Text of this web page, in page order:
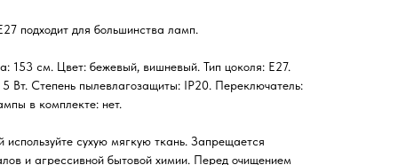
подходит для большинства ламп.
153 см. Цвет: бежевый, вишневый. Тип цоколя: Е27.
Вт. Степень пылевлагозащиты: IP20. Переключатель:
в комплекте: нет.
используйте сухую мягкую ткань. Запрещается
и агрессивной бытовой химии. Перед очищением